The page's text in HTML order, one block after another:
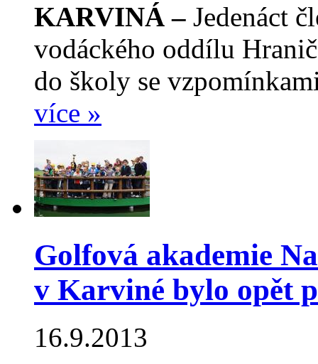
KARVINÁ – Jedenáct
vodáckého oddílu
do školy se
více »
Golfová akademie
v Karviné bylo opět
16.9.2013